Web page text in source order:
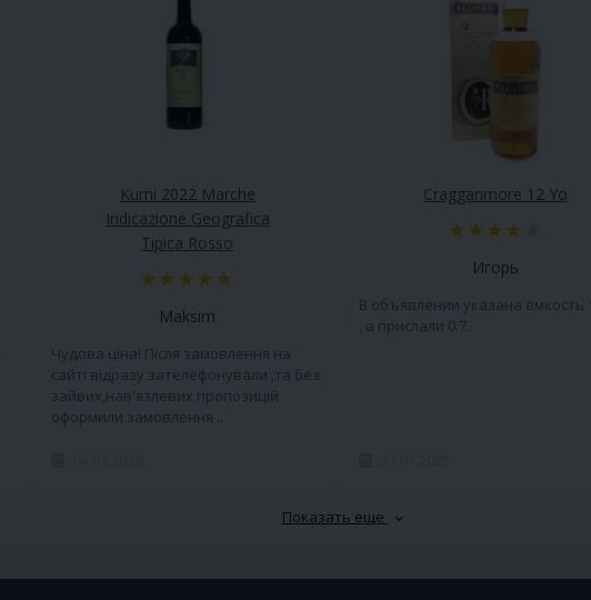
Kurni 2022 Marche
Indicazione Geografica
Tipica Rosso
Maksim
Чудова ціна! Після замовлення на
сайті відразу зателефонували ,та без
зайвих,нав'язлевих пропозицій
оформили замовлення ..
Cragganmore 12 Yo
Игорь
В объявлении указана ёмкость
, а прислали 0.7..
Показать еще